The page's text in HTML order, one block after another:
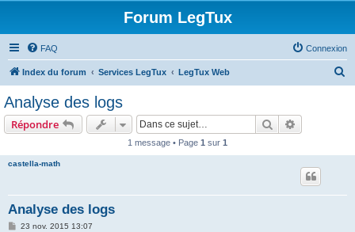
Forum LegTux
FAQ Connexion
Index du forum Services LegTux LegTux Web
Analyse des logs
Répondre Rechercher
1 message • Page 1 sur 1
castella-math
Analyse des logs
M23 nov. 2015 13:07